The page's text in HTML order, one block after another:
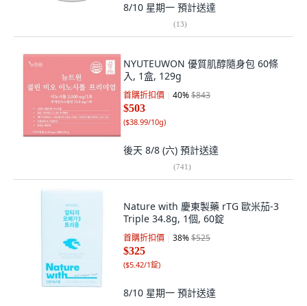
8/10 星期一 預計送達
(13)
NYUTEUWON 優質肌醇隨身包 60條
入, 1盒, 129g
首購折扣價 40%$843
$503
($38.99/10g)
後天 8/8 (六) 預計送達
(741)
Nature with 慶東製藥 rTG 歐米茄-3
Triple 34.8g, 1個, 60錠
首購折扣價 38%$525
$325
($5.42/1錠)
8/10 星期一 預計送達